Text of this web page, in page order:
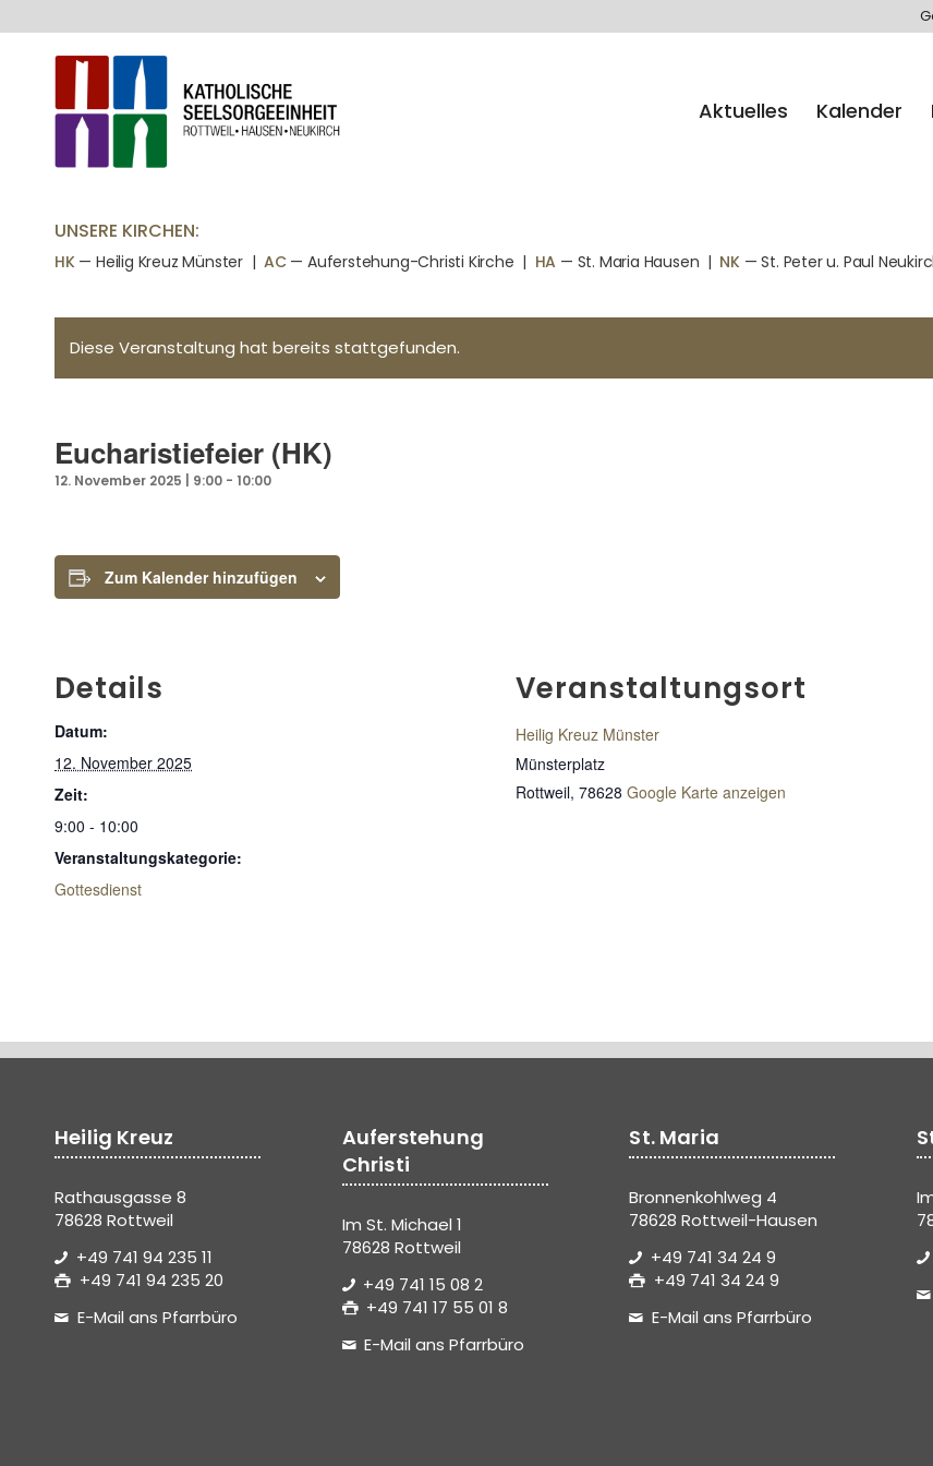
Aktuelles Kalender
UNSERE KIRCHEN:
HK— Heilig Kreuz Münster |AC— Auferstehung-Christi Kirche | HA — St. Maria Hausen | NK — St. Peter u. Paul
Diese Veranstaltung hat bereits stattgefunden.
Eucharistiefeier (HK)
12. November 2025 | 9:00 - 10:00
Zum Kalender hinzufügen
Details
Datum:
12. November 2025
Zeit:
9:00 - 10:00
Veranstaltungskategorie:
Gottesdienst
Veranstaltungsort
Heilig Kreuz Münster
Münsterplatz
Rottweil, 78628 Google Karte anzeigen
Heilig Kreuz
Rathausgasse 8
78628 Rottweil
+49 741 94 235 11
+49 741 94 235 20
E-Mail ans Pfarrbüro
Auferstehung
Christi
Im St. Michael 1
78628 Rottweil
+49 741 15 08 2
+49 741 17 55 01 8
E-Mail ans Pfarrbüro
St. Maria
Bronnenkohlweg 4
78628 Rottweil-Hausen
+49 741 34 24 9
+49 741 34 24 9
E-Mail ans Pfarrbüro